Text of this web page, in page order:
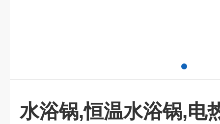
水浴锅,恒温水浴锅,电